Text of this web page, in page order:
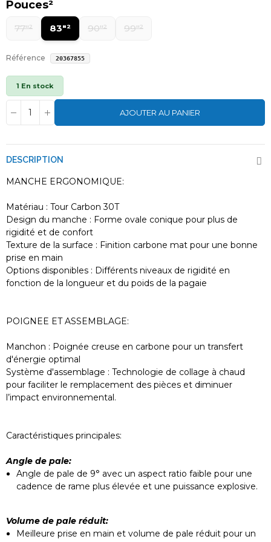
Pouces²
77"² 83"² 90"² 99"²
Référence 20367855
1 En stock
AJOUTER AU PANIER
DESCRIPTION
MANCHE ERGONOMIQUE:
Matériau : Tour Carbon 30T
Design du manche : Forme ovale conique pour plus de
rigidité et de confort
Texture de la surface : Finition carbone mat pour une bonne
prise en main
Options disponibles : Différents niveaux de rigidité en
fonction de la longueur et du poids de la pagaie
POIGNEE ET ASSEMBLAGE:
Manchon : Poignée creuse en carbone pour un transfert
d'énergie optimal
Système d'assemblage : Technologie de collage à chaud
pour faciliter le remplacement des pièces et diminuer
l’impact environnemental.
Caractéristiques principales:
Angle de pale:
Angle de pale de 9° avec un aspect ratio faible pour une
cadence de rame plus élevée et une puissance explosive.
Volume de pale réduit:
Meilleure prise en main et volume de pale réduit pour un